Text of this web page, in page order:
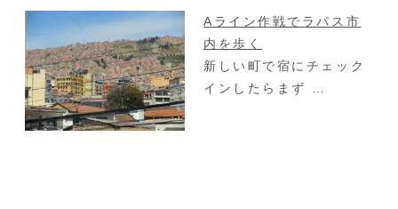
Aライン作戦でラパス市
内を歩く
新しい町で宿にチェック
インしたらまず …